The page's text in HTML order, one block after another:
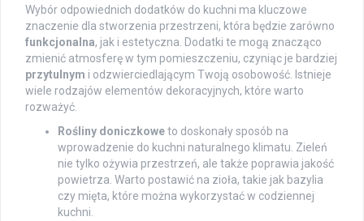
Wybór odpowiednich dodatków do kuchni ma kluczowe
znaczenie dla stworzenia przestrzeni, która będzie zarówno
funkcjonalna, jak i estetyczna. Dodatki te mogą znacząco
zmienić atmosferę w tym pomieszczeniu, czyniąc je bardziej
przytulnym i odzwierciedlającym Twoją osobowość. Istnieje
wiele rodzajów elementów dekoracyjnych, które warto
rozważyć.
Rośliny doniczkoweto doskonały sposób na
wprowadzenie do kuchni naturalnego klimatu. Zieleń
nie tylko ożywia przestrzeń, ale także poprawia jakość
powietrza. Warto postawić na zioła, takie jak bazylia
czy mięta, które można wykorzystać w codziennej
kuchni.